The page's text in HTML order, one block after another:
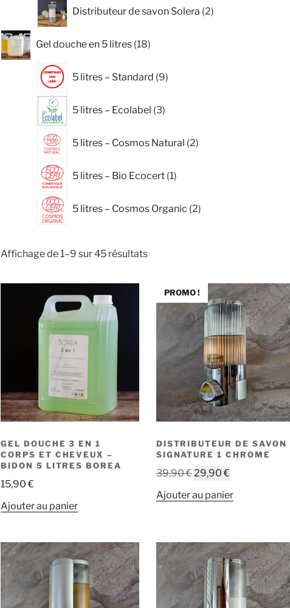
Distributeur de savon Solera 2
produits
Gel douche en 5 litres 18
produits
5 litres – Standard 9
produits
5 litres – Ecolabel 3
produits
5 litres – Cosmos Natural 2
produits
5 litres – Bio Ecocert 1
produit
5 litres – Cosmos Organic 2
produits
Affichage de 1–9 sur 45 résultatsTrié
GEL DOUCHE 3 EN 1
CORPS ET CHEVEUX –
BIDON 5 LITRES BOREA
15,90€
Ajouter au panier
PROMO !
DISTRIBUTEUR DE SAVON
SIGNATURE 1 CHROME
39,90€ Le
initial
29,90€Le
actuel
Ajouter au panier